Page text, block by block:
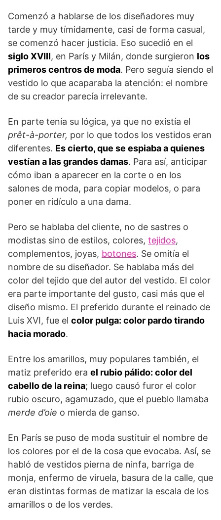
Comenzó a hablarse de los diseñadores muy
tarde y muy tímidamente, casi de forma casual,
se comenzó hacer justicia. Eso sucedió en el
siglo XVIII, en París y Milán, donde surgieron los
primeros centros de moda. Pero seguía siendo el
vestido lo que acaparaba la atención: el nombre
de su creador parecía irrelevante.
En parte tenía su lógica, ya que no existía el
prêt-à-porter, por lo que todos los vestidos eran
diferentes. Es cierto, que se espiaba a quienes
vestían a las grandes damas. Para así, anticipar
cómo iban a aparecer en la corte o en los
salones de moda, para copiar modelos, o para
poner en ridículo a una dama.
Pero se hablaba del cliente, no de sastres o
modistas sino de estilos, colores, tejidos,
complementos, joyas, botones. Se omitía el
nombre de su diseñador. Se hablaba más del
color del tejido que del autor del vestido. El color
era parte importante del gusto, casi más que el
diseño mismo. El preferido durante el reinado de
Luis XVI, fue el color pulga: color pardo tirando
hacia morado.
Entre los amarillos, muy populares también, el
matiz preferido era el rubio pálido: color del
cabello de la reina; luego causó furor el color
rubio oscuro, agamuzado, que el pueblo llamaba
merde d’oie o mierda de ganso.
En París se puso de moda sustituir el nombre de
los colores por el de la cosa que evocaba. Así, se
habló de vestidos pierna de ninfa, barriga de
monja, enfermo de viruela, basura de la calle, que
eran distintas formas de matizar la escala de los
amarillos o de los verdes.